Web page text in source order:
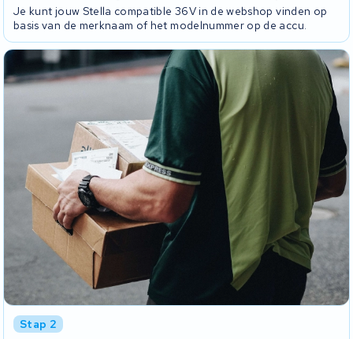
Je kunt jouw Stella compatible 36V in de webshop vinden op
basis van de merknaam of het modelnummer op de accu.
Stap 2